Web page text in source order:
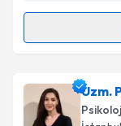
Randevu
Aile
randevu
randevu
Uzm.